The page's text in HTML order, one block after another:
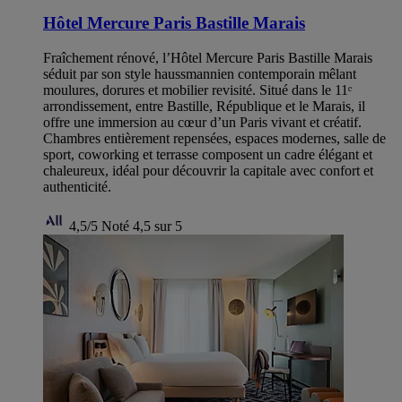
Hôtel Mercure Paris Bastille Marais
Fraîchement rénové, l’Hôtel Mercure Paris Bastille Marais
séduit par son style haussmannien contemporain mêlant
moulures, dorures et mobilier revisité. Situé dans le 11ᵉ
arrondissement, entre Bastille, République et le Marais, il
offre une immersion au cœur d’un Paris vivant et créatif.
Chambres entièrement repensées, espaces modernes, salle de
sport, coworking et terrasse composent un cadre élégant et
chaleureux, idéal pour découvrir la capitale avec confort et
authenticité.
4,5/5 Noté 4,5 sur 5